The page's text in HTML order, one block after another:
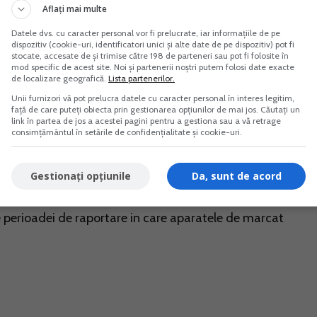
pagina de internet a Agentiei Nationale de Administrare
fiscale neutilizate" se completeaza cu ajutorul
pe portalul Agentiei Nationale de Administrare
prin mijloace electronice de transmitere la distanta,
de raportare in care aparatele de marcat
Aflați mai multe
Datele dvs. cu caracter personal vor fi prelucrate, iar informațiile de pe
dispozitiv (cookie-uri, identificatori unici și alte date de pe dispozitiv) pot fi
stocate, accesate de și trimise către 198 de parteneri sau pot fi folosite în
mod specific de acest site. Noi și partenerii noștri putem folosi date exacte
de localizare geografică. Lista partenerilor.
Unii furnizori vă pot prelucra datele cu caracter personal în interes legitim,
față de care puteți obiecta prin gestionarea opțiunilor de mai jos. Căutați un
link în partea de jos a acestei pagini pentru a gestiona sau a vă retrage
consimțământul în setările de confidențialitate și cookie-uri.
Da, sunt de acord
Gestionați opțiunile